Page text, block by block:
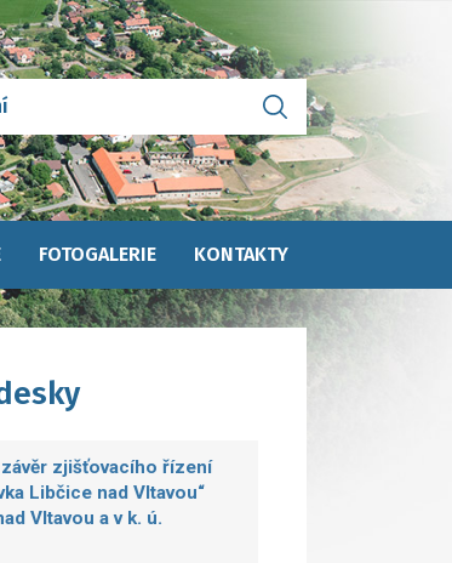
FOTOGALERIE KONTAKTY
zjišťovacího řízení
Libčice nad Vltavou“
Vltavou a v k. ú.